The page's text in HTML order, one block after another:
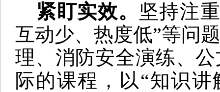
紧盯实效。 坚持注
互动少、热度低”等问
理、消防安全演练、
际的课程，以“知识讲